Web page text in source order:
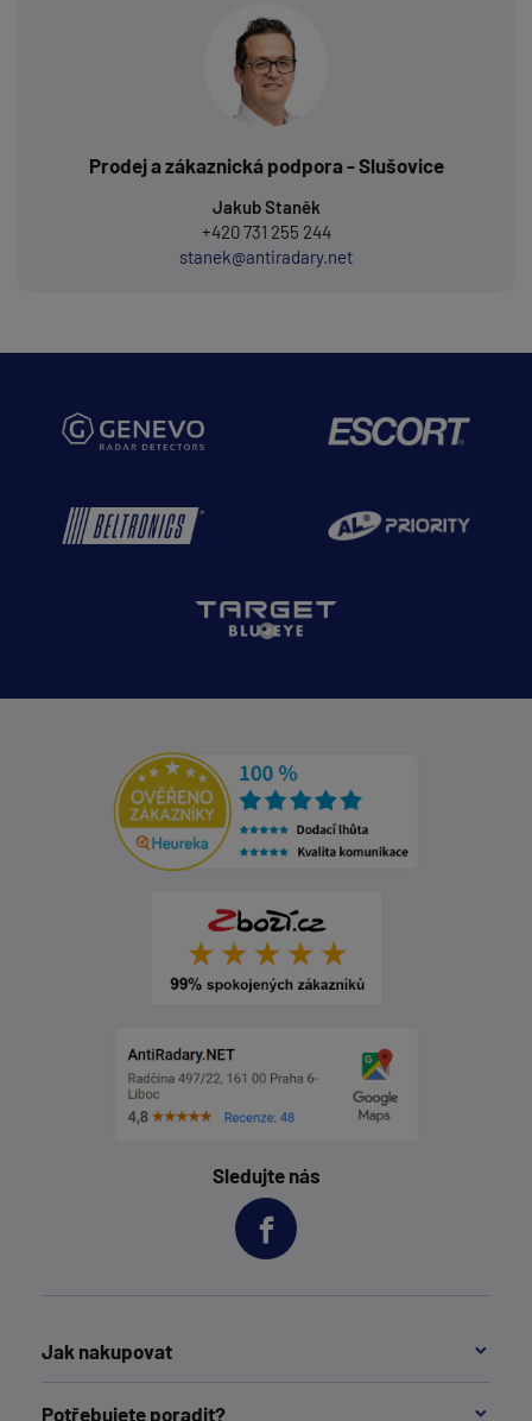
Prodej a zákaznická podpora - Slušovice
Jakub Staněk
+420 731 255 244
stanek@antiradary.net
Sledujte nás
Jak nakupovat
Potřebujete poradit?